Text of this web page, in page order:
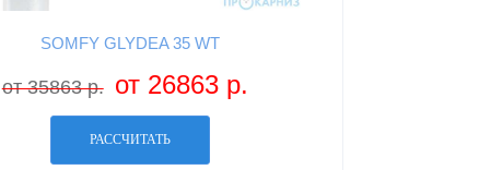
SOMFY GLYDEA 35 WT
от 35863 р. от 26863 р.
РАССЧИТАТЬ